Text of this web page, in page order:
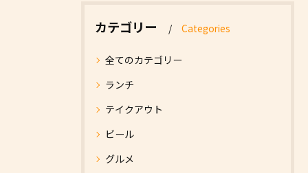
カテゴリー Categories
全てのカテゴリー
ランチ
テイクアウト
ビール
グルメ